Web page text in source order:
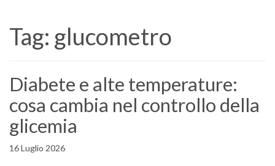
Tag: glucometro
Diabete e alte temperature:
cosa cambia nel controllo della
glicemia
16 Luglio 2026